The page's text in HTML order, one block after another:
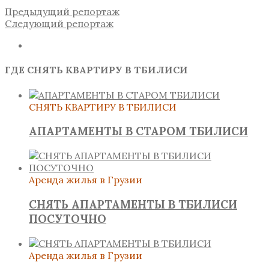
Предыдущий репортаж
Следующий репортаж
ГДЕ СНЯТЬ КВАРТИРУ В ТБИЛИСИ
СНЯТЬ КВАРТИРУ В ТБИЛИСИ
АПАРТАМЕНТЫ В СТАРОМ ТБИЛИСИ
Аренда жилья в Грузии
СНЯТЬ АПАРТАМЕНТЫ В ТБИЛИСИ
ПОСУТОЧНО
Аренда жилья в Грузии